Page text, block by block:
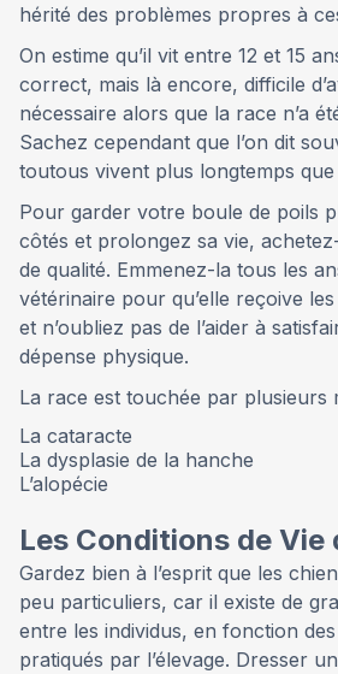
hérité des problèmes propres à
On estime qu’il vit entre 12 et 15
correct, mais là encore, difficile
nécessaire alors que la race n’a
Sachez cependant que l’on dit
toutous vivent plus longtemps
Pour garder votre boule de poils
côtés et prolongez sa vie,
de qualité. Emmenez-la tous les
vétérinaire pour qu’elle reçoive
et n’oubliez pas de l’aider à
dépense physique.
La race est touchée par plusieurs
La cataracte
La dysplasie de la hanche
L’alopécie
Les Conditions de Vie
Gardez bien à l’esprit que les
peu particuliers, car il existe de
entre les individus, en fonction
pratiqués par l’élevage. Dresser